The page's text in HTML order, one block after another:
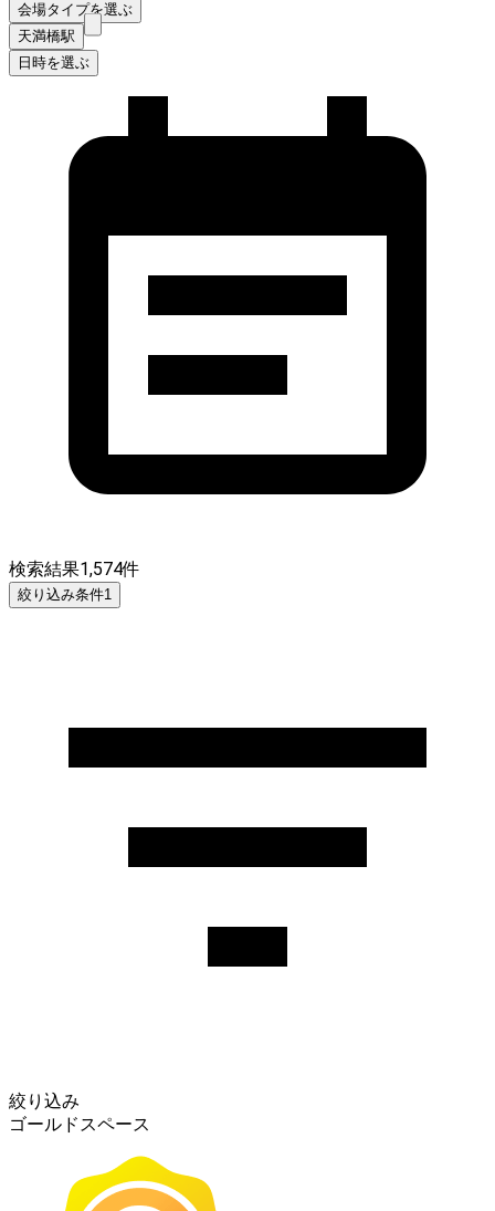
会場タイプを選ぶ
天満橋駅
日時を選ぶ
検索結果1,574件
絞り込み条件1
絞り込み
ゴールドスペース